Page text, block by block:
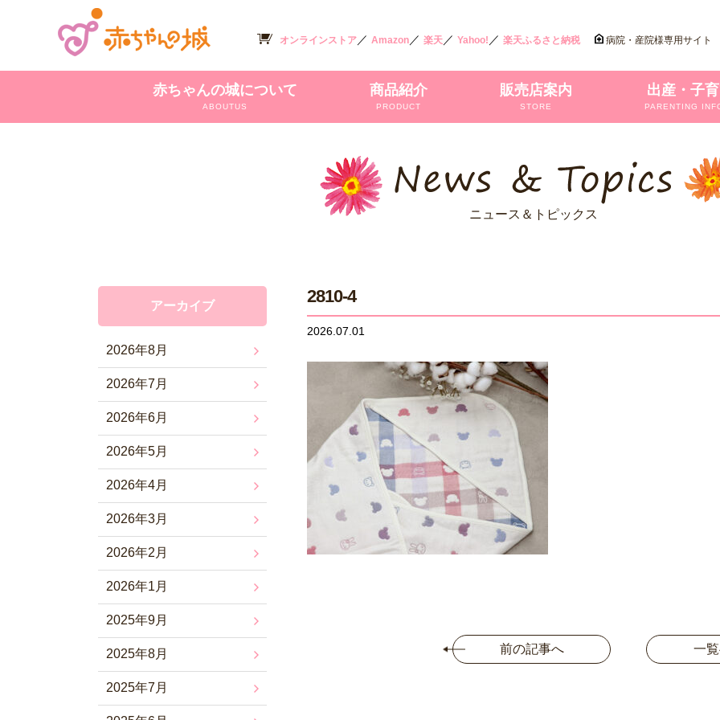
オンラインストア／ Amazon／ 楽天／ Yahoo! ／ 楽天ふるさと納税 病院・産院様専用サイト
赤ちゃんの城について
ABOUTUS
商品紹介
PRODUCT
販売店案内
STORE
出産・子
PARENTING
ニュース＆トピックス
2810-4
2026.07.01
前の記事へ 一
アーカイブ
2026年8月
2026年7月
2026年6月
2026年5月
2026年4月
2026年3月
2026年2月
2026年1月
2025年9月
2025年8月
2025年7月